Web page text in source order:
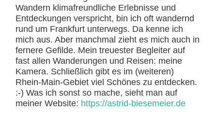
Wandern klimafreundliche Erlebnisse und
Entdeckungen verspricht, bin ich oft wandernd
rund um Frankfurt unterwegs. Da kenne ich
mich aus. Aber manchmal zieht es mich auch in
fernere Gefilde. Mein treuester Begleiter auf
fast allen Wanderungen und Reisen: meine
Kamera. Schließlich gibt es im (weiteren)
Rhein-Main-Gebiet viel Schönes zu entdecken.
:-) Was ich sonst so mache, sieht man auf
meiner Website: https://astrid-biesemeier.de